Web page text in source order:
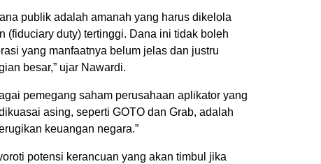
publik adalah amanah yang harus dikelola
(fiduciary duty) tertinggi. Dana ini tidak boleh
yang manfaatnya belum jelas dan justru
besar,” ujar Nawardi.
pemegang saham perusahaan aplikator yang
asing, seperti GOTO dan Grab, adalah
keuangan negara.”
potensi kerancuan yang akan timbul jika